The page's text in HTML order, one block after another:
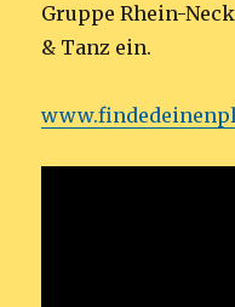
Gruppe Rhein-
& Tanz ein.